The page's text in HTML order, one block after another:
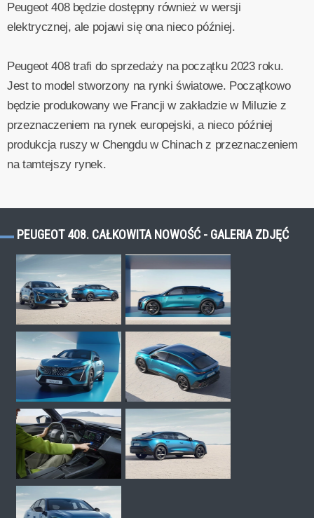
Peugeot 408 będzie dostępny również w wersji
elektrycznej, ale pojawi się ona nieco później.
Peugeot 408 trafi do sprzedaży na początku 2023 roku.
Jest to model stworzony na rynki światowe. Początkowo
będzie produkowany we Francji w zakładzie w Miluzie z
przeznaczeniem na rynek europejski, a nieco później
produkcja ruszy w Chengdu w Chinach z przeznaczeniem
na tamtejszy rynek.
PEUGEOT 408. CAŁKOWITA NOWOŚĆ - GALERIA ZDJĘĆ